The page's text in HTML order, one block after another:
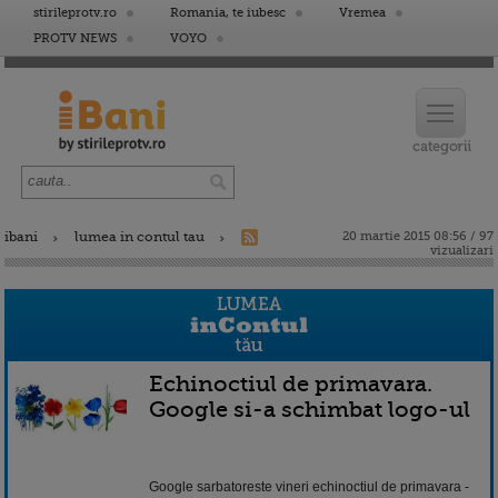
stirileprotv.ro Romania, te iubesc
Vremea
PROTV NEWS
VOYO
ibani lumea in contul tau
20 martie 2015 08:56 / 97
vizualizari
Echinoctiul de primavara.
Google si-a schimbat logo-ul
Google sarbatoreste vineri echinoctiul de primavara -